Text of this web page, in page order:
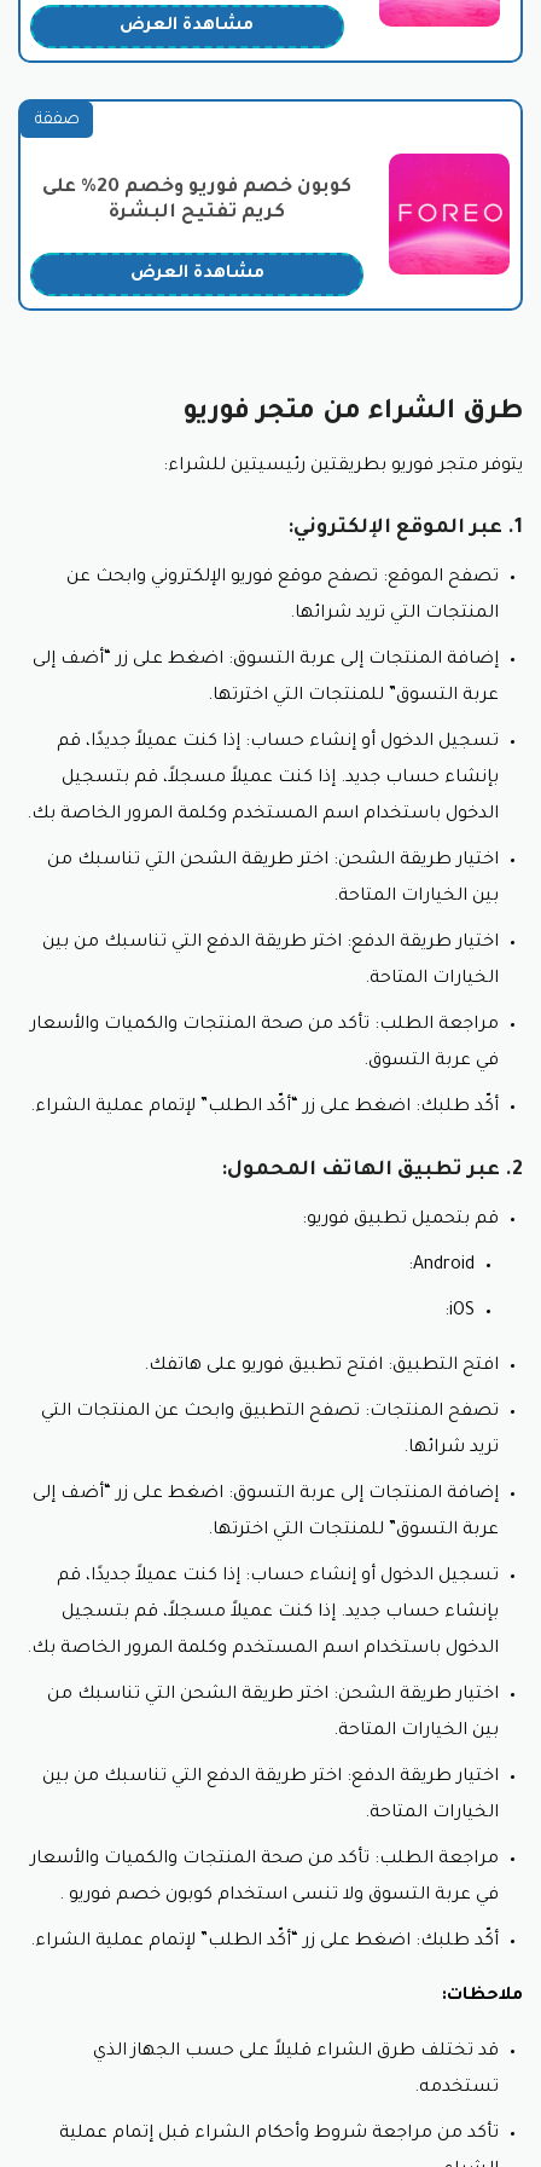
أقسام متجر فوريو لمنتجات العناية
فوريو لونا: مجموعة من فرشات تنظيف الوجه بخصائص
مختلفة تناسب جميع أنواع البشرة.
فوريو إيسا: فرشاة تنظيف الأسنان الذكية.
لا تنسى استخدام كود خصم فوريو .
2. أجهزة العناية بالبشرة:
فوريو بير: جهاز لشد الوجه ومكافحة الشيخوخة.
والانتفاخات حول العينين.
مشاكل البشرة.
استفد من العروض مع تقديم كود خصم فوريو
3. منتجات العناية بالبشرة:
ماسكات فوريو: مجموعة من الماسكات لتناسب جميع
فعالة لمختلف مشاكل البشرة.
كريمات فوريو: مجموعة من كريمات الوجه بتركيبات غنية
لا تنسى استخدام كود خصم foreo
معظم هذه المنتجات بها عروض مع كود خصم فوريو .
فرش فوريو: فرش لتطبيق مستحضرات التجميل.
أدوات إزالة الرؤوس السوداء: أدوات لإزالة الرؤوس
بأسعار مميزة مع كوبون خصم فوريو.
المتجر باسعار تنافسية مع كود خصم foreo .
يُمكنك أيضًا تصفية المنتجات حسب نوع البشرة أو
وإليك بعض النصائح للتسوق من متجر فوريو:
حدد نوع بشرتك واحتياجاتها قبل البحث عن المنتجات.
اقرأ مراجعات المنتجات قبل شرائها.
استفد من العروض والخصومات التي يقدمها المتجر مع
اشترك في النشرة البريدية للمتجر لتلقي آخر العروض
والمنتجات الجديدة.
أتمنى أن يساعدك هذا الشرح في التعرف على أقسام متجر
فوريو لمنتجات العناية بالبشرة.
طريقة استخدام كود خصم فوريو
البحث عن كود خصم فوريو:
قسم “كوبونات” وابحث عن “فوريو”. اختر الكوبون
المناسب لك وقم بنسخ كود خصم فوريو .
التسوق على موقع فوريو:
واختر المنتجات التي تريد شرائها.
“أضف إلى عربة التسوق” للمنتجات التي اخترتها.
تفعيل كود خصم فوريو :
انتقل إلى عربة التسوق: اضغط على أيقونة “عربة
التسوق” في أعلى يمين الصفحة.
مشاهدة العرض
صفقة
كوبون خصم فوريو وخصم 20% على
كريم تفتيح البشرة
مشاهدة العرض
طرق الشراء من متجر فوريو
يتوفر متجر فوريو بطريقتين رئيسيتين للشراء:
1. عبر الموقع الإلكتروني:
تصفح الموقع: تصفح موقع فوريو الإلكتروني وابحث عن
المنتجات التي تريد شرائها.
إضافة المنتجات إلى عربة التسوق: اضغط على زر “أضف إلى
عربة التسوق” للمنتجات التي اخترتها.
تسجيل الدخول أو إنشاء حساب: إذا كنت عميلاً جديدًا، قم
بإنشاء حساب جديد. إذا كنت عميلاً مسجلاً، قم بتسجيل
الدخول باستخدام اسم المستخدم وكلمة المرور الخاصة بك.
اختيار طريقة الشحن: اختر طريقة الشحن التي تناسبك من
بين الخيارات المتاحة.
اختيار طريقة الدفع: اختر طريقة الدفع التي تناسبك من بين
الخيارات المتاحة.
مراجعة الطلب: تأكد من صحة المنتجات والكميات والأسعار
في عربة التسوق.
أكّد طلبك: اضغط على زر “أكّد الطلب” لإتمام عملية الشراء.
2. عبر تطبيق الهاتف المحمول:
قم بتحميل تطبيق فوريو:
Android:
iOS:
افتح التطبيق: افتح تطبيق فوريو على هاتفك.
تصفح المنتجات: تصفح التطبيق وابحث عن المنتجات التي
تريد شرائها.
إضافة المنتجات إلى عربة التسوق: اضغط على زر “أضف إلى
عربة التسوق” للمنتجات التي اخترتها.
تسجيل الدخول أو إنشاء حساب: إذا كنت عميلاً جديدًا، قم
بإنشاء حساب جديد. إذا كنت عميلاً مسجلاً، قم بتسجيل
الدخول باستخدام اسم المستخدم وكلمة المرور الخاصة بك.
اختيار طريقة الشحن: اختر طريقة الشحن التي تناسبك من
بين الخيارات المتاحة.
اختيار طريقة الدفع: اختر طريقة الدفع التي تناسبك من بين
الخيارات المتاحة.
مراجعة الطلب: تأكد من صحة المنتجات والكميات والأسعار
في عربة التسوق ولا تنسى استخدام كوبون خصم فوريو .
أكّد طلبك: اضغط على زر “أكّد الطلب” لإتمام عملية الشراء.
ملاحظات:
قد تختلف طرق الشراء قليلاً على حسب الجهاز الذي
تستخدمه.
تأكد من مراجعة شروط وأحكام الشراء قبل إتمام عملية